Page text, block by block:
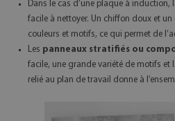
Dans le cas d’une plaque à
facile à nettoyer. Un chiffon doux et
couleurs et motifs, ce qui permet de
Les panneaux stratifiés ou
facile, une grande variété de motifs et
relié au plan de travail donne à